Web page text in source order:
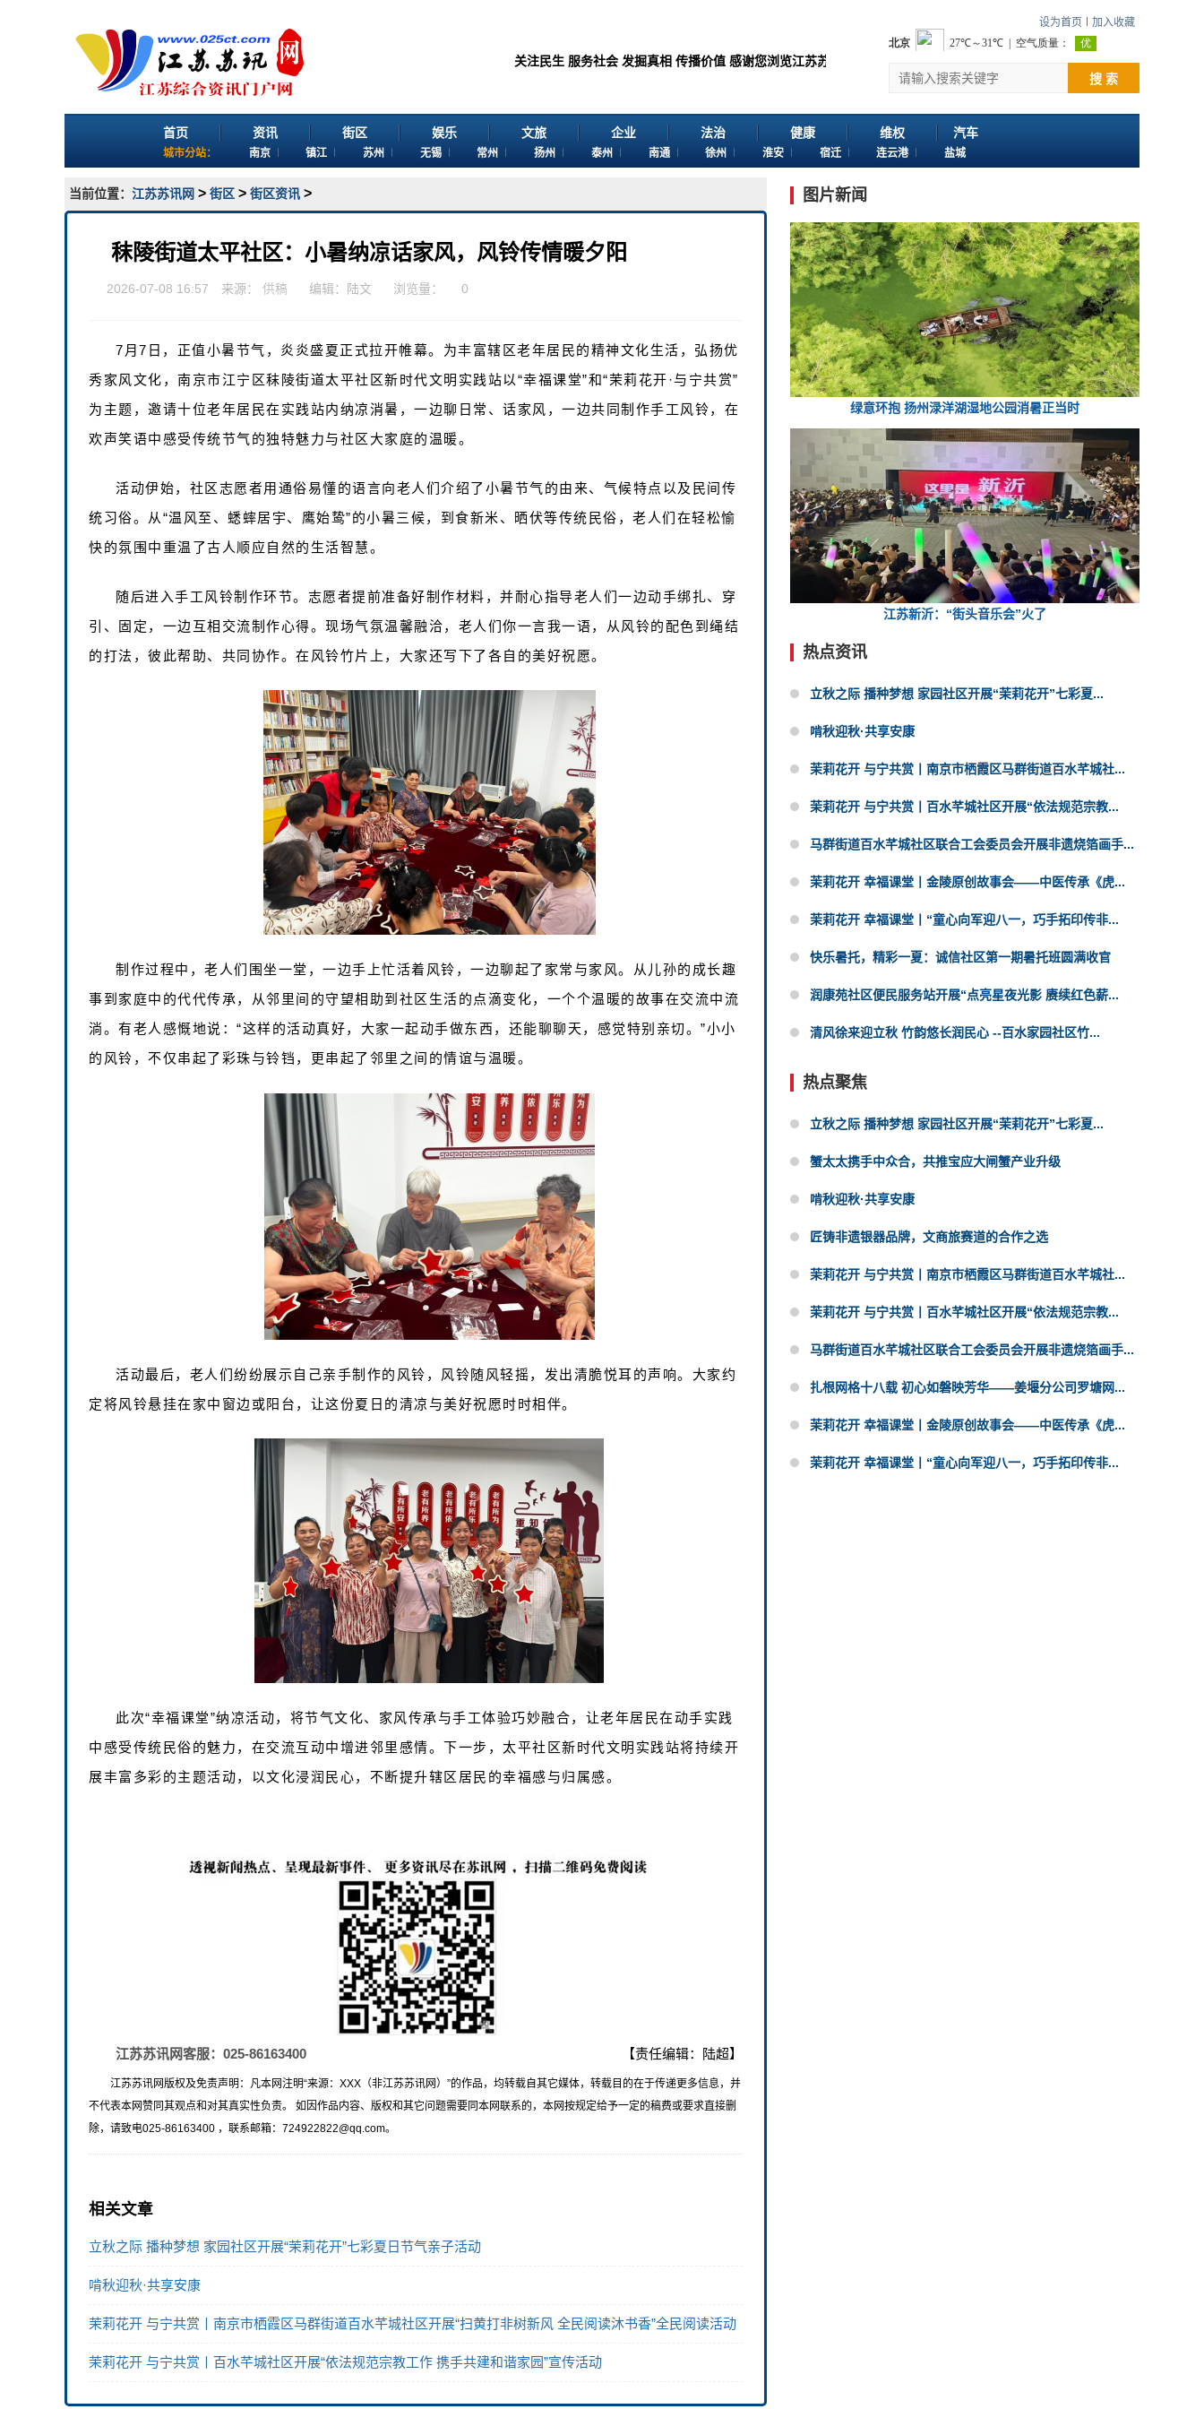
设为首页 加入收藏
关注民生 服务社会 发掘真相 传播价值 感谢您浏览江苏苏讯网。 欢迎投稿：邮箱724922822@qq.com 客服电话：025-
搜 索
首页 资讯 街区 娱乐 文旅 企业 法治 健康 维权 汽车
城市分站： 南京 镇江 苏州 无锡 常州 扬州 泰州 南通 徐州 淮安 宿迁 连云港 盐城
当前位置： 江苏苏讯网 > 街区 > 街区资讯 >
秣陵街道太平社区：小暑纳凉话家风，风铃传情暖夕阳
2026-07-08 16:57 来源： 供稿 编辑：陆文 浏览量： 0
7月7日，正值小暑节气，炎炎盛夏正式拉开帷幕。为丰富辖区老年居民的精神文化生活，弘扬优
秀家风文化，南京市江宁区秣陵街道太平社区新时代文明实践站以“幸福课堂”和“茉莉花开·与宁共赏”
为主题，邀请十位老年居民在实践站内纳凉消暑，一边聊日常、话家风，一边共同制作手工风铃，在
欢声笑语中感受传统节气的独特魅力与社区大家庭的温暖。
活动伊始，社区志愿者用通俗易懂的语言向老人们介绍了小暑节气的由来、气候特点以及民间传
统习俗。从“温风至、蟋蟀居宇、鹰始鸷”的小暑三候，到食新米、晒伏等传统民俗，老人们在轻松愉
快的氛围中重温了古人顺应自然的生活智慧。
随后进入手工风铃制作环节。志愿者提前准备好制作材料，并耐心指导老人们一边动手绑扎、穿
引、固定，一边互相交流制作心得。现场气氛温馨融洽，老人们你一言我一语，从风铃的配色到绳结
的打法，彼此帮助、共同协作。在风铃竹片上，大家还写下了各自的美好祝愿。
制作过程中，老人们围坐一堂，一边手上忙活着风铃，一边聊起了家常与家风。从儿孙的成长趣
事到家庭中的代代传承，从邻里间的守望相助到社区生活的点滴变化，一个个温暖的故事在交流中流
淌。有老人感慨地说：“这样的活动真好，大家一起动手做东西，还能聊聊天，感觉特别亲切。”小小
的风铃，不仅串起了彩珠与铃铛，更串起了邻里之间的情谊与温暖。
活动最后，老人们纷纷展示自己亲手制作的风铃，风铃随风轻摇，发出清脆悦耳的声响。大家约
定将风铃悬挂在家中窗边或阳台，让这份夏日的清凉与美好祝愿时时相伴。
此次“幸福课堂”纳凉活动，将节气文化、家风传承与手工体验巧妙融合，让老年居民在动手实践
中感受传统民俗的魅力，在交流互动中增进邻里感情。下一步，太平社区新时代文明实践站将持续开
展丰富多彩的主题活动，以文化浸润民心，不断提升辖区居民的幸福感与归属感。
江苏苏讯网客服：025-86163400 【责任编辑：陆超】
江苏苏讯网版权及免责声明：凡本网注明“来源：XXX（非江苏苏讯网）”的作品，均转载自其它媒体，转载目的在于传递更多信息，并
不代表本网赞同其观点和对其真实性负责。 如因作品内容、版权和其它问题需要同本网联系的，本网按规定给予一定的稿费或要求直接删
除，请致电025-86163400 ，联系邮箱：724922822@qq.com。
相关文章
立秋之际 播种梦想 家园社区开展“茉莉花开”七彩夏日节气亲子活动
啃秋迎秋·共享安康
茉莉花开 与宁共赏丨南京市栖霞区马群街道百水芊城社区开展“扫黄打非树新风 全民阅读沐书香”全民阅读活动
茉莉花开 与宁共赏丨百水芊城社区开展“依法规范宗教工作 携手共建和谐家园”宣传活动
图片新闻
绿意环抱 扬州渌洋湖湿地公园消暑正当时
江苏新沂：“街头音乐会”火了
热点资讯
立秋之际 播种梦想 家园社区开展“茉莉花开”七彩夏...
啃秋迎秋·共享安康
茉莉花开 与宁共赏丨南京市栖霞区马群街道百水芊城社...
茉莉花开 与宁共赏丨百水芊城社区开展“依法规范宗教...
马群街道百水芊城社区联合工会委员会开展非遗烧箔画手...
茉莉花开 幸福课堂丨金陵原创故事会——中医传承《虎...
茉莉花开 幸福课堂丨“童心向军迎八一，巧手拓印传非...
快乐暑托，精彩一夏：诚信社区第一期暑托班圆满收官
润康苑社区便民服务站开展“点亮星夜光影 赓续红色薪...
清风徐来迎立秋 竹韵悠长润民心 --百水家园社区竹...
热点聚焦
立秋之际 播种梦想 家园社区开展“茉莉花开”七彩夏...
蟹太太携手中众合，共推宝应大闸蟹产业升级
啃秋迎秋·共享安康
匠铸非遗银器品牌，文商旅赛道的合作之选
茉莉花开 与宁共赏丨南京市栖霞区马群街道百水芊城社...
茉莉花开 与宁共赏丨百水芊城社区开展“依法规范宗教...
马群街道百水芊城社区联合工会委员会开展非遗烧箔画手...
扎根网格十八载 初心如磐映芳华——姜堰分公司罗塘网...
茉莉花开 幸福课堂丨金陵原创故事会——中医传承《虎...
茉莉花开 幸福课堂丨“童心向军迎八一，巧手拓印传非...